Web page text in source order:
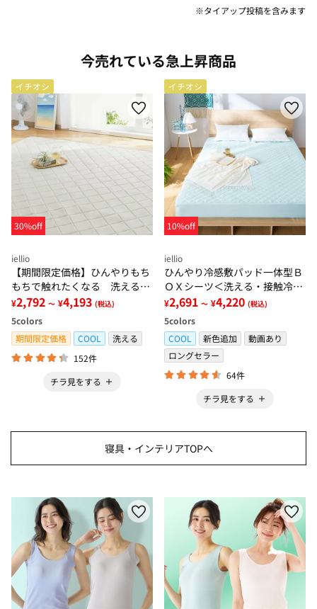
※タイアップ投稿を含みます
今売れている急上昇商品
イチオシ
30%off
iellio
【期間限定価格】ひんやりもち
もちで触れたくなる 洗えるラ
グ＜低反発・滑りにくい・接触
冷感・防ダニ・カーペット＞
¥2,792 ～ ¥4,193 (税込)
5colors
期間限定価格
COOL
洗える
152件
チラ見をする
イチオシ
10%off
iellio
ひんやり冷感敷パッド一体型Ｂ
ＯＸシーツ＜洗える・接触冷
感・抗菌防臭・時短・家事楽・
ボックスシーツ・寝苦しさ対策
＞
¥2,691 ～ ¥4,220 (税込)
5colors
COOL
新色追加
動画あり
ロングセラー
64件
チラ見をする
寝具・インテリアTOPへ